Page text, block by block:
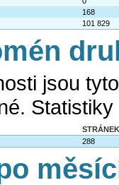
168
101 829
jsou
STRÁNEK
288